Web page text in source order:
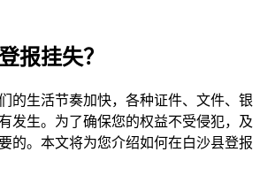
报挂失？
的生活节奏加快，各种证件、文件、银
发生。为了确保您的权益不受侵犯，及
的。本文将为您介绍如何在白沙县登报